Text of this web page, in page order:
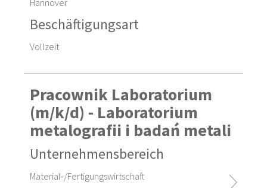
Hannover
Beschäftigungsart
Vollzeit
Pracownik Laboratorium
(m/k/d) - Laboratorium
metalografii i badań metali
Unternehmensbereich
Material-/Fertigungswirtschaft